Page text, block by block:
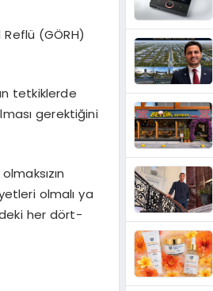
(GÖRH)
tetkiklerde
gerektiğini
olmalı ya
her dört-